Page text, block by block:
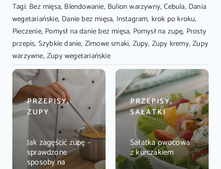
Tagi: Bez mięsa, Blendowanie, Bulion warzywny,Cebula, Dania
wegetariańskie, Danie bez mięsa, Instagram, krok po kroku,
Pieczenie, Pomysł na danie bez mięsa, Pomysł na zupę, Prosty
przepis, Szybkie danie, Zimowe smaki, Zupy, Zupy kremy,Zupy
warzywne, Zupy wegetariańskie
PRZEPISY,
ZUPY
Jak zagęścić zupę –
sprawdzone
sposoby na
PRZEPISY,
SAŁATKI
Sałatka owocowa
z kurczakiem